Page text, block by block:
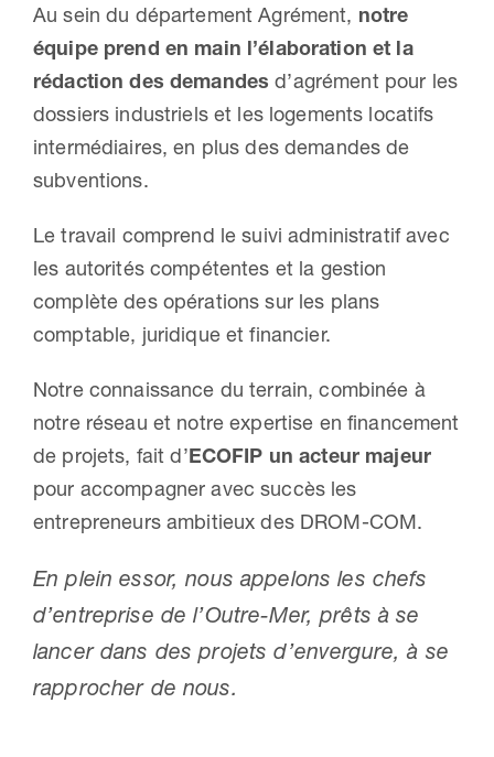
Au sein du département Agrément, notre
équipe prend en main l’élaboration et la
rédaction des demandes d’agrément pour les
dossiers industriels et les logements locatifs
intermédiaires, en plus des demandes de
subventions.
Le travail comprend le suivi administratif avec
les autorités compétentes et la gestion
complète des opérations sur les plans
comptable, juridique et financier.
Notre connaissance du terrain, combinée à
notre réseau et notre expertise en financement
de projets, fait d’ECOFIP un acteur majeur
pour accompagner avec succès les
entrepreneurs ambitieux des DROM-COM.
En plein essor, nous appelons les chefs
d’entreprise de l’Outre-Mer, prêts à se
lancer dans des projets d’envergure, à se
rapprocher de nous.